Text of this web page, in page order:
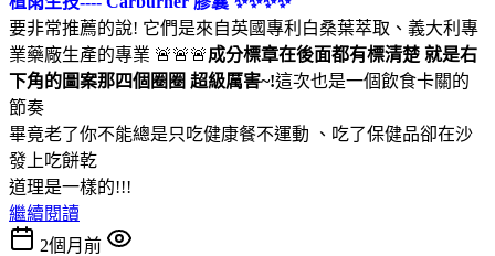
要非常推薦的說! 它們是來自英國專利白桑葉萃取、義大利專
業藥廠生產的專業 🚨🚨🚨成分標章在後面都有標清楚 就是右
下角的圖案那四個圈圈 超級厲害~!這次也是一個飲食卡關的
節奏
畢竟老了你不能總是只吃健康餐不運動 、吃了保健品卻在沙
發上吃餅乾
道理是一樣的!!!
繼續閱讀
2個月前